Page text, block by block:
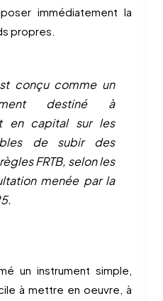
immédiatement la
propres.
conçu comme un
destiné à
en capital sur les
de subir des
FRTB, selon les
menée par la
un instrument simple,
à mettre en oeuvre, à